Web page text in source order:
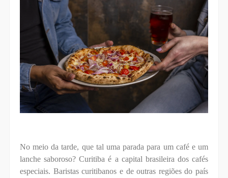
No meio da tarde, que tal uma parada para um café e um
lanche saboroso? Curitiba é a capital brasileira dos cafés
especiais. Baristas curitibanos e de outras regiões do país